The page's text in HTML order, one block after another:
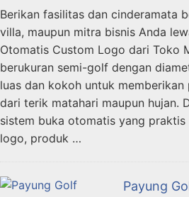
Berikan fasilitas dan cinderamata
villa, maupun mitra bisnis Anda
Otomatis Custom Logo dari Toko
berukuran semi-golf dengan
luas dan kokoh untuk
dari terik matahari maupun hujan.
sistem buka otomatis yang
logo, produk …
Payung